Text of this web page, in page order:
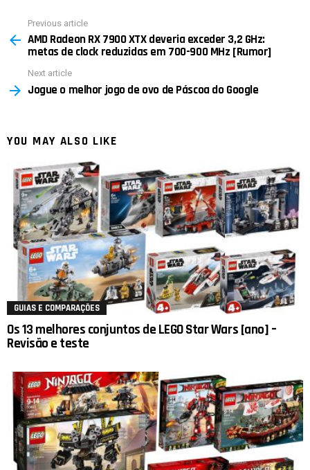
more
Previous article
AMD Radeon RX 7900 XTX deveria exceder 3,2 GHz:
metas de clock reduzidas em 700-900 MHz [Rumor]
Next article
Jogue o melhor jogo de ovo de Páscoa do Google
YOU MAY ALSO LIKE
GUIAS E COMPARAÇÕES
Os 13 melhores conjuntos de LEGO Star Wars [ano] –
Revisão e teste